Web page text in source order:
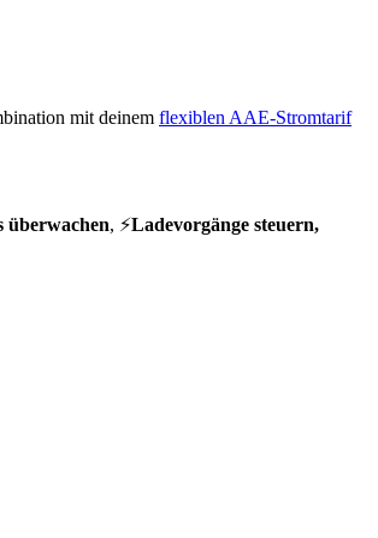
mit deinem flexiblen AAE-Stromtarif
überwachen, ⚡Ladevorgänge steuern,